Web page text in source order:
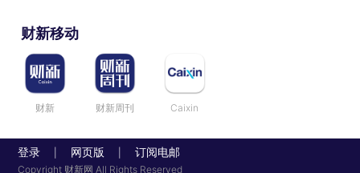
财新移动
财新 财新周刊 Caixin
登录 网页版 订阅电邮
Copyright 财新网 All Rights Reserved